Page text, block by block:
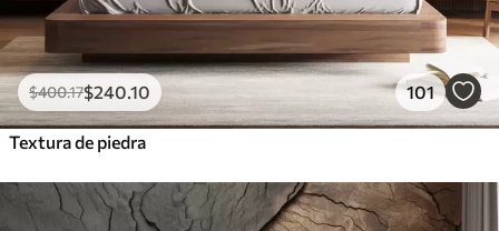
$400.17$240 .10 101
Textura de piedra